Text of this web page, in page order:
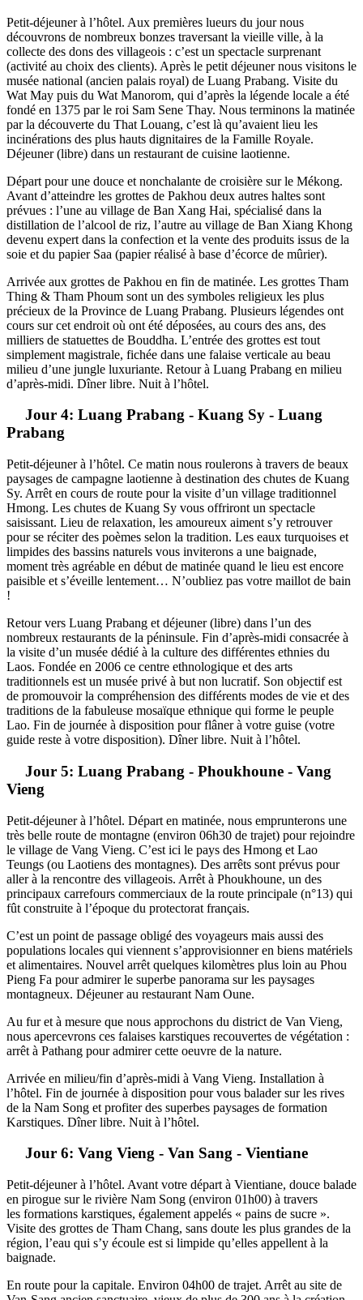
Petit-déjeuner à l’hôtel. Aux premières lueurs du jour nous
découvrons de nombreux bonzes traversant la vieille ville, à la
collecte des dons des villageois : c’est un spectacle surprenant
(activité au choix des clients). Après le petit déjeuner nous visitons le
musée national (ancien palais royal) de Luang Prabang. Visite du
Wat May puis du Wat Manorom, qui d’après la légende locale a été
fondé en 1375 par le roi Sam Sene Thay. Nous terminons la matinée
par la découverte du That Louang, c’est là qu’avaient lieu les
incinérations des plus hauts dignitaires de la Famille Royale.
Déjeuner (libre) dans un restaurant de cuisine laotienne.
Départ pour une douce et nonchalante de croisière sur le Mékong.
Avant d’atteindre les grottes de Pakhou deux autres haltes sont
prévues : l’une au village de Ban Xang Hai, spécialisé dans la
distillation de l’alcool de riz, l’autre au village de Ban Xiang Khong
devenu expert dans la confection et la vente des produits issus de la
soie et du papier Saa (papier réalisé à base d’écorce de mûrier).
Arrivée aux grottes de Pakhou en fin de matinée. Les grottes Tham
Thing & Tham Phoum sont un des symboles religieux les plus
précieux de la Province de Luang Prabang. Plusieurs légendes ont
cours sur cet endroit où ont été déposées, au cours des ans, des
milliers de statuettes de Bouddha. L’entrée des grottes est tout
simplement magistrale, fichée dans une falaise verticale au beau
milieu d’une jungle luxuriante. Retour à Luang Prabang en milieu
d’après-midi. Dîner libre. Nuit à l’hôtel.
Jour 4: Luang Prabang - Kuang Sy - Luang
Prabang
Petit-déjeuner à l’hôtel. Ce matin nous roulerons à travers de beaux
paysages de campagne laotienne à destination des chutes de Kuang
Sy. Arrêt en cours de route pour la visite d’un village traditionnel
Hmong. Les chutes de Kuang Sy vous offriront un spectacle
saisissant. Lieu de relaxation, les amoureux aiment s’y retrouver
pour se réciter des poèmes selon la tradition. Les eaux turquoises et
limpides des bassins naturels vous inviterons a une baignade,
moment très agréable en début de matinée quand le lieu est encore
paisible et s’éveille lentement… N’oubliez pas votre maillot de bain
!
Retour vers Luang Prabang et déjeuner (libre) dans l’un des
nombreux restaurants de la péninsule. Fin d’après-midi consacrée à
la visite d’un musée dédié à la culture des différentes ethnies du
Laos. Fondée en 2006 ce centre ethnologique et des arts
traditionnels est un musée privé à but non lucratif. Son objectif est
de promouvoir la compréhension des différents modes de vie et des
traditions de la fabuleuse mosaïque ethnique qui forme le peuple
Lao. Fin de journée à disposition pour flâner à votre guise (votre
guide reste à votre disposition). Dîner libre. Nuit à l’hôtel.
Jour 5: Luang Prabang - Phoukhoune - Vang
Vieng
Petit-déjeuner à l’hôtel. Départ en matinée, nous emprunterons une
très belle route de montagne (environ 06h30 de trajet) pour rejoindre
le village de Vang Vieng. C’est ici le pays des Hmong et Lao
Teungs (ou Laotiens des montagnes). Des arrêts sont prévus pour
aller à la rencontre des villageois. Arrêt à Phoukhoune, un des
principaux carrefours commerciaux de la route principale (n°13) qui
fût construite à l’époque du protectorat français.
C’est un point de passage obligé des voyageurs mais aussi des
populations locales qui viennent s’approvisionner en biens matériels
et alimentaires. Nouvel arrêt quelques kilomètres plus loin au Phou
Pieng Fa pour admirer le superbe panorama sur les paysages
montagneux. Déjeuner au restaurant Nam Oune.
Au fur et à mesure que nous approchons du district de Van Vieng,
nous apercevrons ces falaises karstiques recouvertes de végétation :
arrêt à Pathang pour admirer cette oeuvre de la nature.
Arrivée en milieu/fin d’après-midi à Vang Vieng. Installation à
l’hôtel. Fin de journée à disposition pour vous balader sur les rives
de la Nam Song et profiter des superbes paysages de formation
Karstiques. Dîner libre. Nuit à l’hôtel.
Jour 6: Vang Vieng - Van Sang - Vientiane
Petit-déjeuner à l’hôtel. Avant votre départ à Vientiane, douce balade
en pirogue sur le rivière Nam Song (environ 01h00) à travers
les formations karstiques, également appelés « pains de sucre ».
Visite des grottes de Tham Chang, sans doute les plus grandes de la
région, l’eau qui s’y écoule est si limpide qu’elles appellent à la
baignade.
En route pour la capitale. Environ 04h00 de trajet. Arrêt au site de